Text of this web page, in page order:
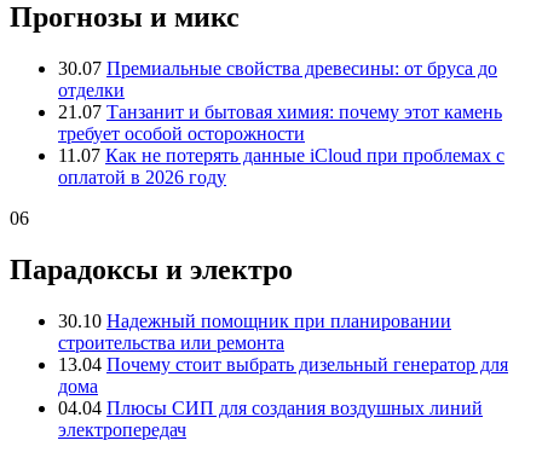
Прогнозы и микс
30.07 Премиальные свойства древесины: от бруса до
отделки
21.07 Танзанит и бытовая химия: почему этот камень
требует особой осторожности
11.07 Как не потерять данные iCloud при проблемах с
оплатой в 2026 году
06
Парадоксы и электро
30.10 Надежный помощник при планировании
строительства или ремонта
13.04 Почему стоит выбрать дизельный генератор для
дома
04.04 Плюсы СИП для создания воздушных линий
электропередач